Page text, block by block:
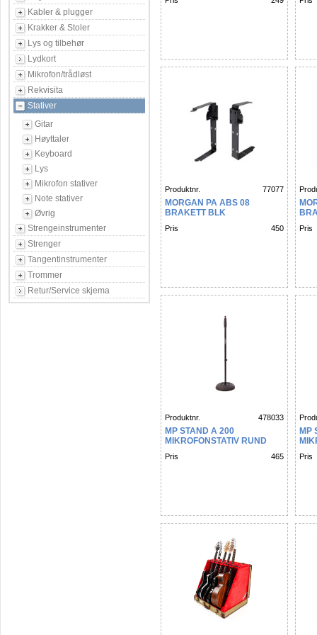
Kabler & plugger
Krakker & Stoler
Lys og tilbehør
Lydkort
Mikrofon/trådløst
Rekvisita
Stativer
Gitar
Høyttaler
Keyboard
Lys
Mikrofon stativer
Note stativer
Øvrig
Strengeinstrumenter
Strenger
Tangentinstrumenter
Trommer
Retur/Service skjema
Produktnr. 77077
MORGAN PA ABS 08
BRAKETT BLK
Pris 450 Pris
Produktnr. 478033
MP STAND A 200
MIKROFONSTATIV RUND
Pris 465
MP
Pris